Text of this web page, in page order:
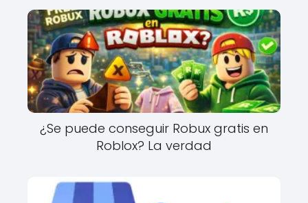
¿Se puede conseguir Robux gratis en
Roblox? La verdad